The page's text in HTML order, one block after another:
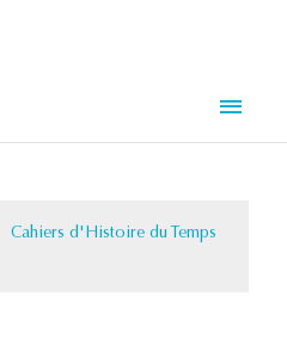
Cahiers d'Histoire du Temps